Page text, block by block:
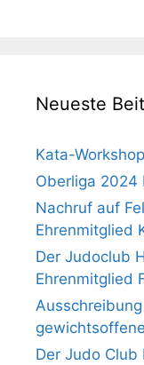
Neueste
Kata-
Oberliga 2024
Nachruf auf
Ehrenmitglied
Der Judoclub
Ehrenmitglied
Der Judo